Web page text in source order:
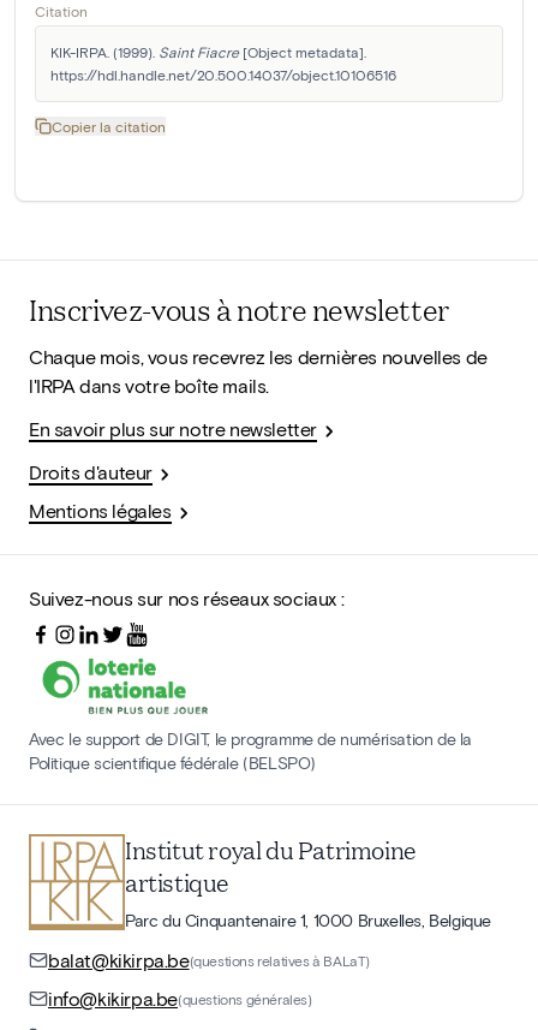
Citation
KIK-IRPA. (1999). Saint Fiacre [Object metadata].
https://hdl.handle.net/20.500.14037/object.10106516
Copier la citation
Inscrivez-vous à notre newsletter
Chaque mois, vous recevrez les dernières nouvelles de
l'IRPA dans votre boîte mails.
En savoir plus sur notre newsletter
Droits d'auteur
Mentions légales
Suivez-nous sur nos réseaux sociaux :
Avec le support de DIGIT, le programme de numérisation de la
Politique scientifique fédérale (BELSPO)
Institut royal du Patrimoine
artistique
Parc du Cinquantenaire 1, 1000 Bruxelles, Belgique
balat@kikirpa.be(questions relatives à BALaT)
info@kikirpa.be(questions générales)